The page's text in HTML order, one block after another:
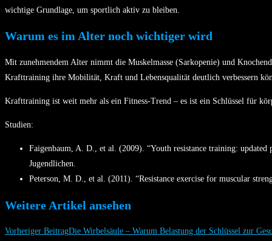
wichtige Grundlage, um sportlich aktiv zu bleiben.
Warum es im Alter noch wichtiger wird
Mit zunehmendem Alter nimmt die Muskelmasse (Sarkopenie) und
Krafttraining ihre Mobilität, Kraft und Lebensqualität deutlich verbessern
Krafttraining ist weit mehr als ein Fitness-Trend – es ist ein Schlüssel für
Studien:
Faigenbaum, A. D., et al. (2009). “Youth resistance training:
Jugendlichen.
Peterson, M. D., et al. (2011). “Resistance exercise for muscular
Weitere Artikel ansehen
Vorheriger BeitragDie Wirbelsäule – Warum Belastung der Schlüssel zur